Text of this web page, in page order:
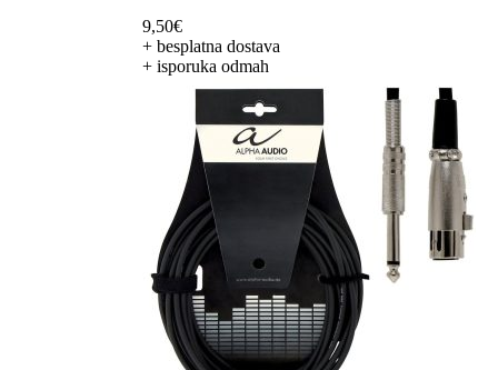
9,50€
+ besplatna dostava
+ isporuka odmah